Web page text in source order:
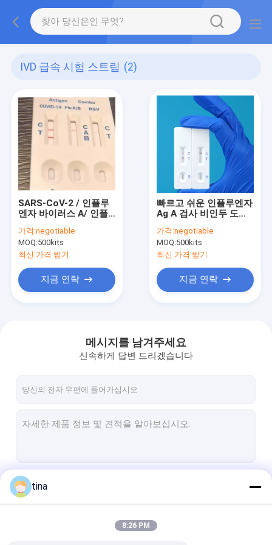
IVD 급속 시험 스트립 (2)
SARS-CoV-2 / 인플루
엔자 바이러스 A/ 인플
검사 키트 IVD 급속 테스
트 스트립
가격:negotiable
MOQ:500kits
최신 가격 받기
지금 연락
빠르고 쉬운 인플루엔자
Ag A 검사 비인두 도말
환경에 적합
가격:negotiable
MOQ:500kits
최신 가격 받기
지금 연락
메시지를 남겨주세요
신속하게 답변 드리겠습니다
tina
8:26 PM